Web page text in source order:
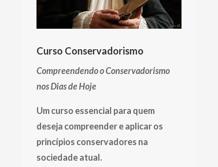
Curso Conservadorismo
Compreendendo o Conservadorismo
nos Dias de Hoje
Um curso essencial para quem
deseja compreender e aplicar os
princípios conservadores na
sociedade atual.